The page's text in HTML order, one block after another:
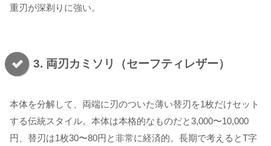
重刃が深剃りに強い。
3. 両刃カミソリ（セーフティレザー）
本体を分解して、両端に刃のついた薄い替刃を1枚だけセット
する伝統スタイル。本体は本格的なものだと3,000〜10,000
円、替刃は1枚30〜80円と非常に経済的。長期で考えるとT字